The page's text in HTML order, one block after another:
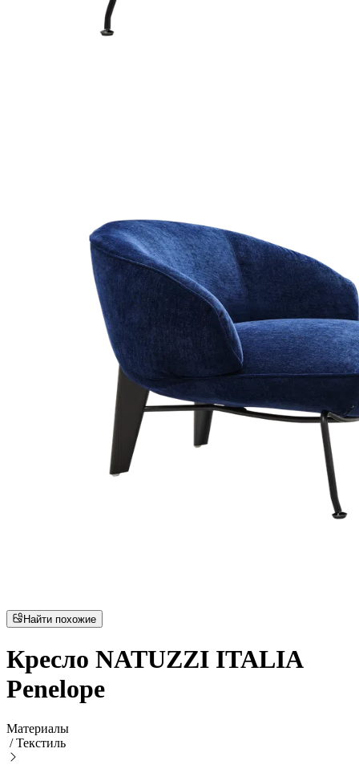
Найти похожие
Кресло NATUZZI ITALIA
Penelope
Материалы
/Текстиль